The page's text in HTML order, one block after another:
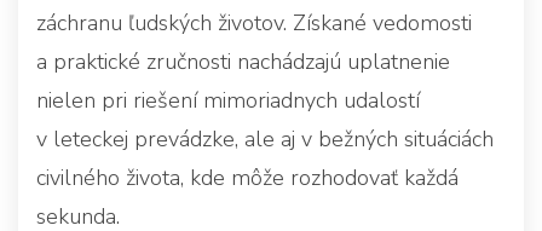
záchranu ľudských životov. Získané vedomosti
a praktické zručnosti nachádzajú uplatnenie
nielen pri riešení mimoriadnych udalostí
v leteckej prevádzke, ale aj v bežných situáciách
civilného života, kde môže rozhodovať každá
sekunda.